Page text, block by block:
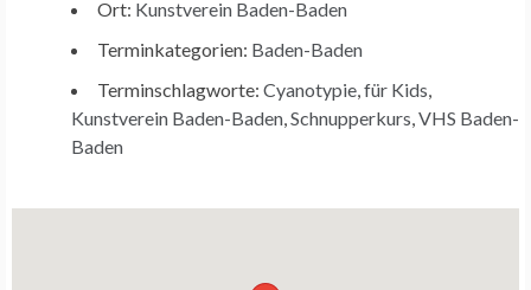
Ort: Kunstverein Baden-Baden
Terminkategorien: Baden-Baden
Terminschlagworte: Cyanotypie für Kids
Kunstverein Baden-Baden Schnupperkurs VHS Baden-
Baden